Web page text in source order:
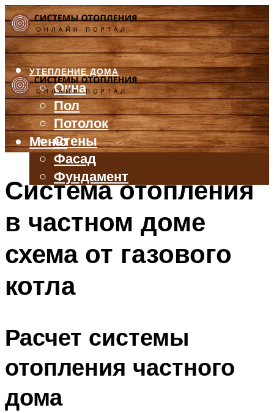
УТЕПЛЕНИЕ ДОМА
Окна
Пол
Потолок
Стены
Фасад
Фундамент
БАЛКОН И ЛОДЖИЯ
ВЕНТИЛЯЦИЯ
ТРУБЫ
Меню
Меню
Система отопления
в частном доме
схема от газового
котла
Расчет системы
отопления частного
дома